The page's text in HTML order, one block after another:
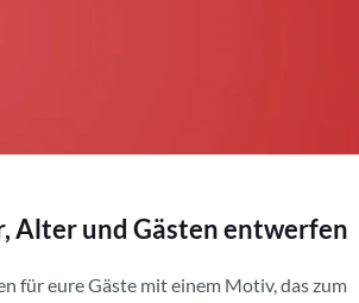
Alter und Gästen entwerfen
für eure Gäste mit einem Motiv, das zum